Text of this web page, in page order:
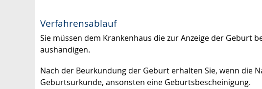
Verfahrensablauf
Sie müssen dem Krankenhaus die zur Anzeige der Geburt
aushändigen.
Nach der Beurkundung der Geburt erhalten Sie, wenn die
Geburtsurkunde, ansonsten eine Geburtsbescheinigung.